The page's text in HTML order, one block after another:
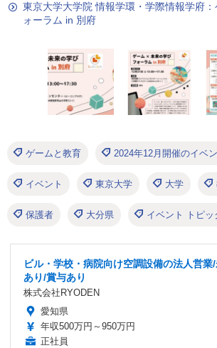
東京大学大学院 情報学環・学際情報学府
ォーラム in 別府
ゲームと教育 2024年12月開催のイベ
イベント 東京大学 大学
保護者 大分県 イベント トピッ
ビル・学校・病院向け空調設備の法人営業
あり/賞与あり
株式会社RYODEN
愛知県
年収500万円～950万円
正社員